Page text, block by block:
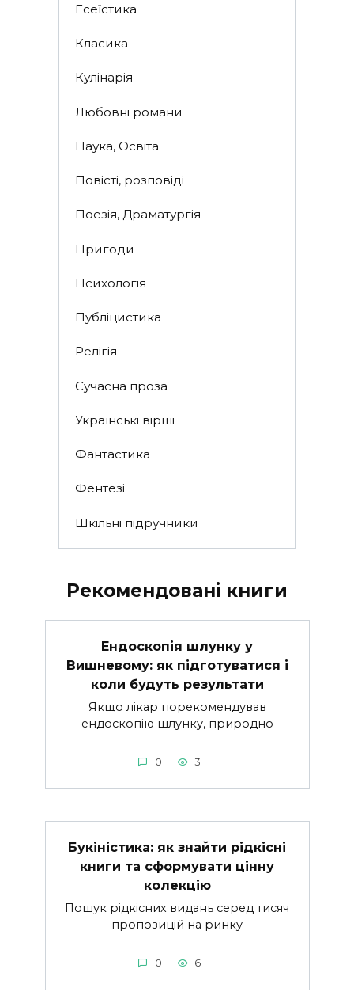
Есеїстика
Класика
Кулінарія
Любовні романи
Наука, Освіта
Повісті, розповіді
Поезія, Драматургія
Пригоди
Психологія
Публіцистика
Релігія
Сучасна проза
Українські вірші
Фантастика
Фентезі
Шкільні підручники
Рекомендовані книги
Ендоскопія шлунку у
Вишневому: як підготуватися і
коли будуть результати
Якщо лікар порекомендував
ендоскопію шлунку, природно
0 3
Букіністика: як знайти рідкісні
книги та сформувати цінну
колекцію
Пошук рідкісних видань серед тисяч
пропозицій на ринку
0 6